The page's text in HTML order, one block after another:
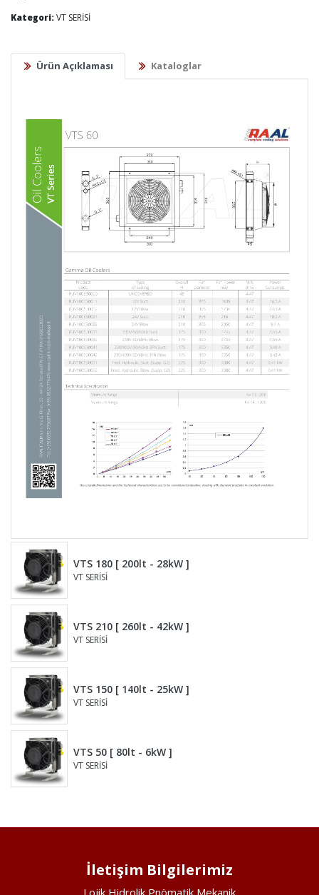
VTS 180 [ 200lt - 28kW ]
VT SERİSİ
VTS 210 [ 260lt - 42kW ]
VT SERİSİ
VTS 150 [ 140lt - 25kW ]
VT SERİSİ
VTS 50 [ 80lt - 6kW ]
VT SERİSİ
Kategori:VT SERİSİ
Ürün Açıklaması Kataloglar
İletişim Bilgilerimiz
Lojik Hidrolik Pnömatik Mekanik